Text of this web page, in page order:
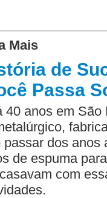
Mais
de
Passa
40 anos em
dos
de espuma
com